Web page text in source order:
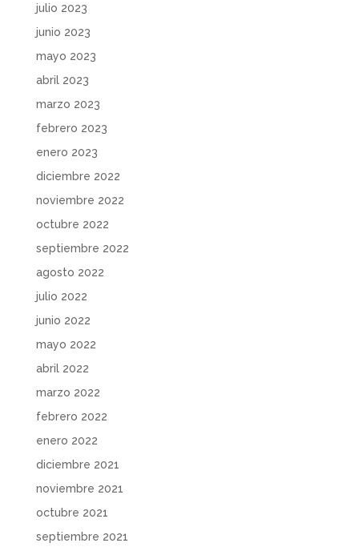
julio 2023
junio 2023
mayo 2023
abril 2023
marzo 2023
febrero 2023
enero 2023
diciembre 2022
noviembre 2022
octubre 2022
septiembre 2022
agosto 2022
julio 2022
junio 2022
mayo 2022
abril 2022
marzo 2022
febrero 2022
enero 2022
diciembre 2021
noviembre 2021
octubre 2021
septiembre 2021